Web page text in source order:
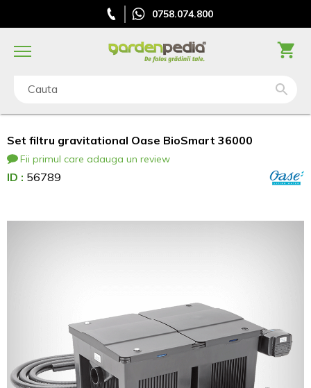
0758.074.800
Cauta
Set filtru gravitational Oase BioSmart 36000
Fii primul care adauga un review
ID : 56789